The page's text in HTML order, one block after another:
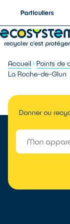
Particuliers
Accueil Points de
La Roche-de-Glun
Donner ou